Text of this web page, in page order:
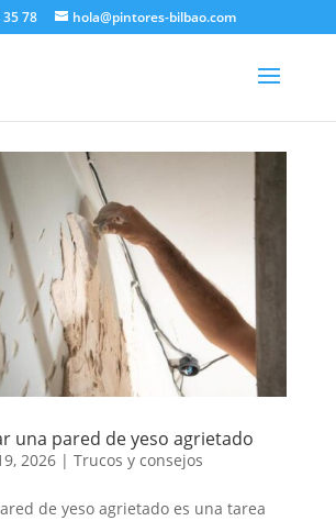
35 78 hola@pintores-bilbao.com
una pared de yeso agrietado
2026| Trucos y consejos
de yeso agrietado es una tarea